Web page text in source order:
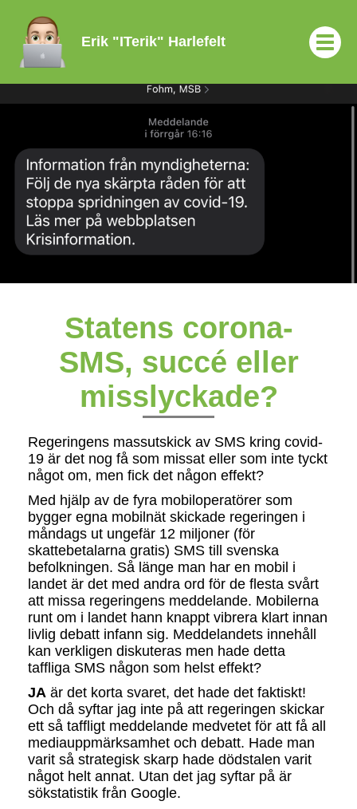
Erik "ITerik" Harlefelt
Statens corona-
SMS, succé eller
misslyckade?
Regeringens massutskick av SMS kring covid-
19 är det nog få som missat eller som inte tyckt
något om, men fick det någon effekt?
Med hjälp av de fyra mobiloperatörer som
bygger egna mobilnät skickade regeringen i
måndags ut ungefär 12 miljoner (för
skattebetalarna gratis) SMS till svenska
befolkningen. Så länge man har en mobil i
landet är det med andra ord för de flesta svårt
att missa regeringens meddelande. Mobilerna
runt om i landet hann knappt vibrera klart innan
livlig debatt infann sig. Meddelandets innehåll
kan verkligen diskuteras men hade detta
taffliga SMS någon som helst effekt?
JA är det korta svaret, det hade det faktiskt!
Och då syftar jag inte på att regeringen skickar
ett så taffligt meddelande medvetet för att få all
mediauppmärksamhet och debatt. Hade man
varit så strategisk skarp hade dödstalen varit
något helt annat. Utan det jag syftar på är
sökstatistik från Google.